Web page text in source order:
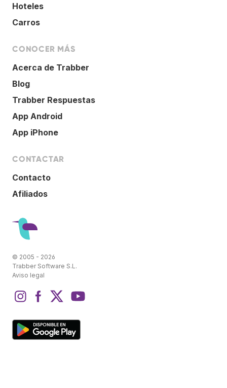
Hoteles
Carros
CONOCER MÁS
Acerca de Trabber
Blog
Trabber Respuestas
App Android
App iPhone
CONTACTAR
Contacto
Afiliados
© 2005 - 2026
Trabber Software S.L.
Aviso legal